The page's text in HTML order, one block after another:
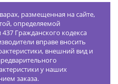
размещенная на сайте,
определяемой
Гражданского кодекса
вправе вносить
внешний вид и
у наших
заказа.